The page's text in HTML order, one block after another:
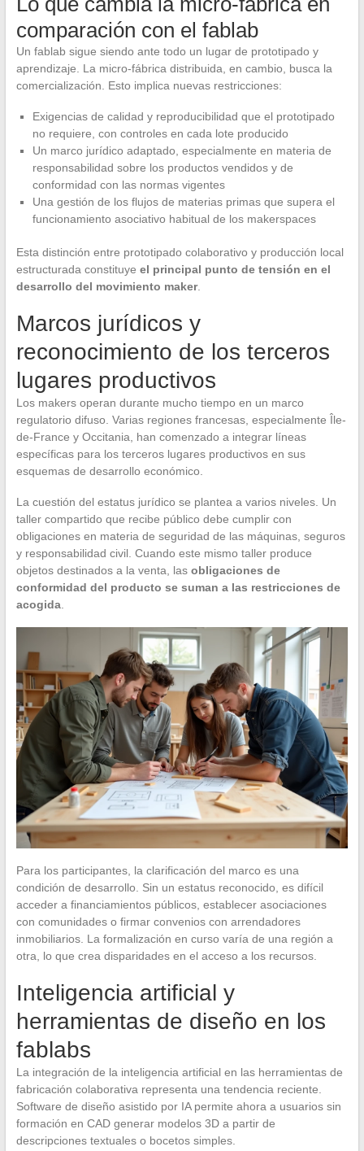
comparación con el fablab
Un fablab sigue siendo ante todo un lugar de prototipado y
aprendizaje. La micro-fábrica distribuida, en cambio, busca la
comercialización. Esto implica nuevas restricciones:
Exigencias de calidad y reproducibilidad que el prototipado
no requiere, con controles en cada lote producido
Un marco jurídico adaptado, especialmente en materia de
responsabilidad sobre los productos vendidos y de
conformidad con las normas vigentes
Una gestión de los flujos de materias primas que supera el
funcionamiento asociativo habitual de los makerspaces
Esta distinción entre prototipado colaborativo y producción local
estructurada constituye el principal punto de tensión en el
desarrollo del movimiento maker.
Marcos jurídicos y
reconocimiento de los terceros
lugares productivos
Los makers operan durante mucho tiempo en un marco
regulatorio difuso. Varias regiones francesas, especialmente Île-
de-France y Occitania, han comenzado a integrar líneas
específicas para los terceros lugares productivos en sus
esquemas de desarrollo económico.
La cuestión del estatus jurídico se plantea a varios niveles. Un
taller compartido que recibe público debe cumplir con
obligaciones en materia de seguridad de las máquinas, seguros
y responsabilidad civil. Cuando este mismo taller produce
objetos destinados a la venta, las obligaciones de
conformidad del producto se suman a las restricciones de
acogida.
Para los participantes, la clarificación del marco es una
condición de desarrollo. Sin un estatus reconocido, es difícil
acceder a financiamientos públicos, establecer asociaciones
con comunidades o firmar convenios con arrendadores
inmobiliarios. La formalización en curso varía de una región a
otra, lo que crea disparidades en el acceso a los recursos.
Inteligencia artificial y
herramientas de diseño en los
fablabs
La integración de la inteligencia artificial en las herramientas de
fabricación colaborativa representa una tendencia reciente.
Software de diseño asistido por IA permite ahora a usuarios sin
formación en CAD generar modelos 3D a partir de
descripciones textuales o bocetos simples.